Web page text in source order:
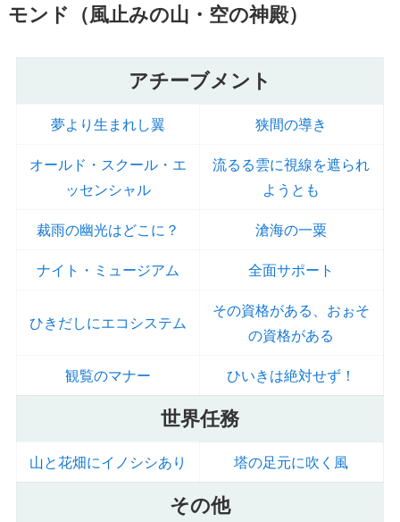
モンド（風止みの山・空の神殿）
アチーブメント
夢より生まれし翼 狭間の導き
オールド・スクール・エ
ッセンシャル
流るる雲に視線を遮られ
ようとも
裁雨の幽光はどこに？ 滄海の一粟
ナイト・ミュージアム 全面サポート
ひきだしにエコシステム
その資格がある、おぉそ
の資格がある
観覧のマナー ひいきは絶対せず！
世界任務
山と花畑にイノシシあり 塔の足元に吹く風
その他